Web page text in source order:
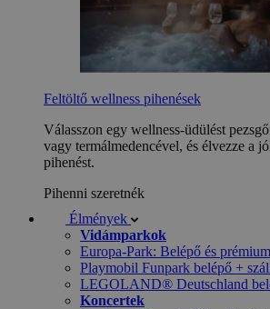
Feltöltő wellness pihenések
Válasszon egy wellness-üdülést
vagy termálmedencével, és élvezze a
pihenést.
Pihenni szeretnék
Élmények
Vidámparkok
Europa-Park: Belépő és
Playmobil Funpark belépő +
LEGOLAND® Deutschland
Koncertek